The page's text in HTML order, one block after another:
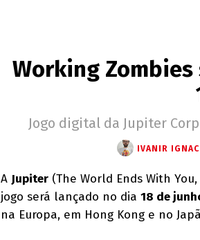
Working
Jogo digital da Jupiter
IVANIR
A Jupiter (The World Ends With
jogo será lançado no dia 18 de
na Europa, em Hong Kong e no